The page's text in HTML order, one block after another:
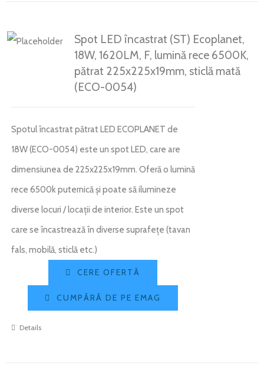
Spot LED încastrat (ST) Ecoplanet,
18W, 1620LM, F, lumină rece 6500K,
pătrat 225x225x19mm, sticlă mată
(ECO-0054)
Spotul încastrat pătrat LED ECOPLANET de
18W (ECO-0054) este un spot LED, care are
dimensiunea de 225x225x19mm. Oferă o lumină
rece 6500k puternică și poate să ilumineze
diverse locuri / locații de interior. Este un spot
care se încastrează în diverse suprafețe (tavan
fals, mobilă, sticlă etc.)
CERE OFERTĂ
CUMPĂRĂ DE PE EMAG
Details